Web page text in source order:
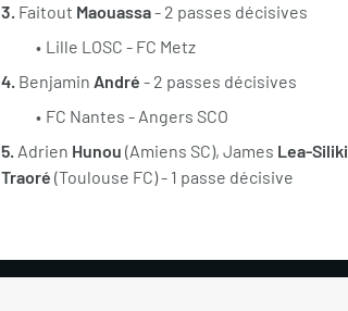
3. Faitout Maouassa- 2 passes décisives
Lille LOSC - FC Metz
4. Benjamin André - 2 passes décisives
FC Nantes - Angers SCO
5. Adrien Hunou (Amiens SC), James Lea-Siliki
Traoré (Toulouse FC) - 1 passe décisive